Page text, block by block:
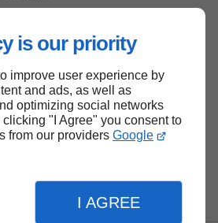
is our priority
improve user experience by
and ads, as well as
optimizing social networks
"I Agree" you consent to
from our providers Google
I AGREE
Haut de page